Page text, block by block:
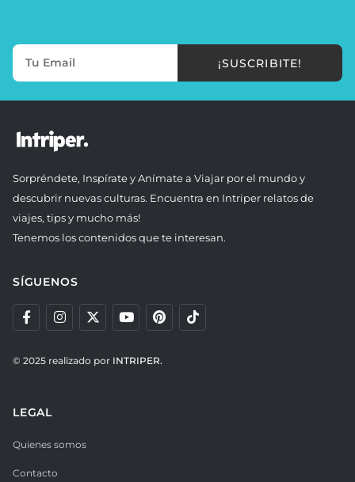
¡SUSCRIBITE!
Sorpréndete, Inspírate y Anímate a Viajar por el mundo y
descubrir nuevas culturas. Encuentra en Intriper relatos de
viajes, tips y mucho más!
Tenemos los contenidos que te interesan.
SÍGUENOS
© 2025 realizado por INTRIPER.
LEGAL
Quienes somos
Contacto